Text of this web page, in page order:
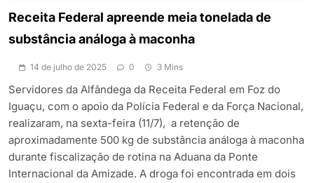
Receita Federal apreende meia tonelada de
substância análoga à maconha
14 de julho de 2025 0 3 Mins
Servidores da Alfândega da Receita Federal em Foz do
Iguaçu, com o apoio da Polícia Federal e da Força Nacional,
realizaram, na sexta-feira (11/7), a retenção de
aproximadamente 500 kg de substância análoga à maconha
durante fiscalização de rotina na Aduana da Ponte
Internacional da Amizade. A droga foi encontrada em dois